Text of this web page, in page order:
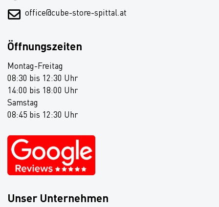
office@cube-store-spittal.at
Öffnungszeiten
Montag-Freitag
08:30 bis 12:30 Uhr
14:00 bis 18:00 Uhr
Samstag
08:45 bis 12:30 Uhr
Unser Unternehmen